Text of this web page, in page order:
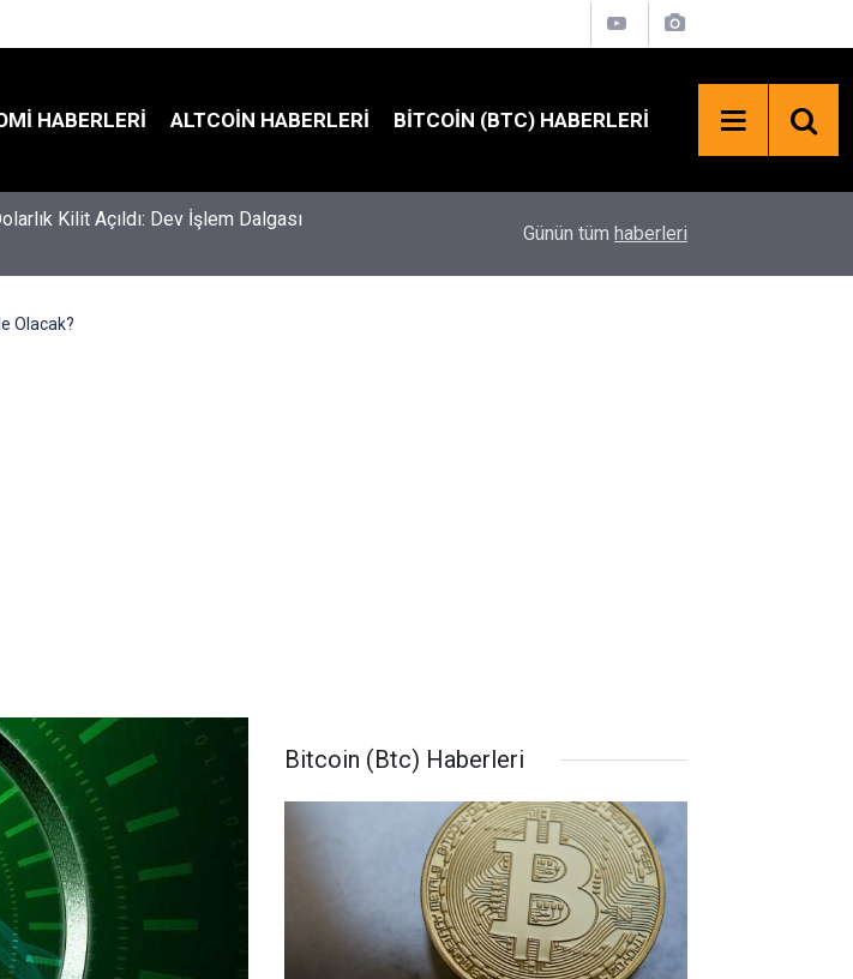
HABERLERI ALTCOIN HABERLERI BITCOIN (BTC) HABERLERI
Kilit Açıldı: Dev İşlem Dalgası
ABD'li Senatörlerden TRUMP Coin İçin SEC
Günün tüm haberleri
Olacak?
Bitcoin (Btc) Haberleri